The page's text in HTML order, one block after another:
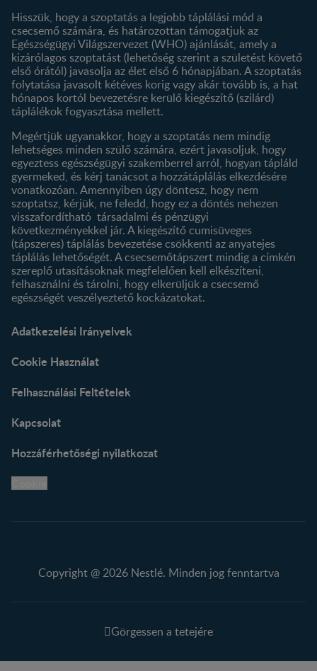
Történetünk
Profilom
Termékeink
Termék kereső
Hisszük, hogy a szoptatás a legjobb táplálási mód a
csecsemő számára, és határozottan támogatjuk az
Egészségügyi Világszervezet (WHO) ajánlását, amely a
kizárólagos szoptatást (lehetőség szerint a születést követő
első órától) javasolja az élet első 6 hónapjában. A szoptatás
folytatása javasolt kétéves korig vagy akár tovább is, a hat
hónapos kortól bevezetésre kerülő kiegészítő (szilárd)
táplálékok fogyasztása mellett.
Megértjük ugyanakkor, hogy a szoptatás nem mindig
lehetséges minden szülő számára, ezért javasoljuk, hogy
egyeztess egészségügyi szakemberrel arról, hogyan tápláld
gyermeked, és kérj tanácsot a hozzátáplálás elkezdésére
vonatkozóan. Amennyiben úgy döntesz, hogy nem
szoptatsz, kérjük, ne feledd, hogy ez a döntés nehezen
visszafordítható társadalmi és pénzügyi
következményekkel jár. A kiegészítő cumisüveges
(tápszeres) táplálás bevezetése csökkenti az anyatejes
táplálás lehetőségét. A csecsemőtápszert mindig a címkén
szereplő utasításoknak megfelelően kell elkészíteni,
felhasználni és tárolni, hogy elkerüljük a csecsemő
egészségét veszélyeztető kockázatokat.
Adatkezelési Irányelvek
Cookie Használat
Felhasználási Feltételek
Kapcsolat
Hozzáférhetőségi nyilatkozat
Copyright @ 2026 Nestlé. Minden jog fenntartva
Görgessen a tetejére